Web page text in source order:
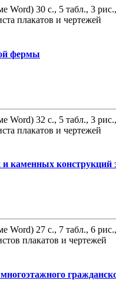
Word) 30 с., 5 табл., 3
плакатов и чертежей
фермы
Word) 32 с., 5 табл., 3
плакатов и чертежей
и каменных
Word) 27 с., 7 табл., 6
плакатов и чертежей